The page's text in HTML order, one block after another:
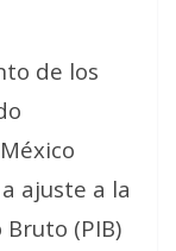
de los
ajuste a la
(PIB)